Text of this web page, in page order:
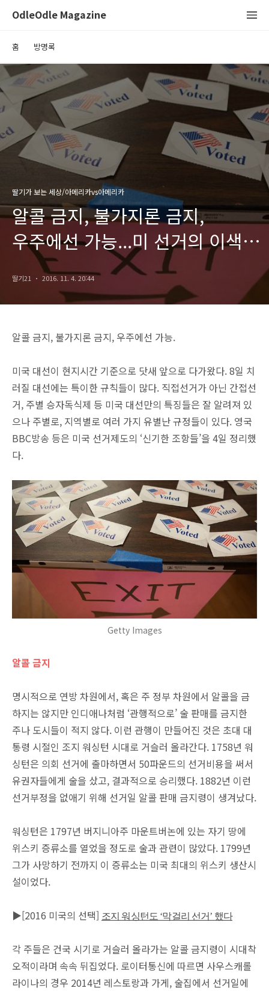
OdleOdle Magazine
홈 방명록
딸기가 보는 세상/아메리카vs아메리카
알콜 금지, 불가지론 금지,
우주에선 가능...미 선거의 이색
조항들
딸기21 2016. 11. 4. 20:44
알콜 금지, 불가지론 금지, 우주에선 가능.
미국 대선이 현지시간 기준으로 닷새 앞으로 다가왔다. 8일 치
러질 대선에는 특이한 규칙들이 많다. 직접선거가 아닌 간접선
거, 주별 승자독식제 등 미국 대선만의 특징들은 잘 알려져 있
으나 주별로, 지역별로 여러 가지 유별난 규정들이 있다. 영국
BBC방송 등은 미국 선거제도의 ‘신기한 조항들’을 4일 정리했
다.
Getty Images
알콜 금지
명시적으로 연방 차원에서, 혹은 주 정부 차원에서 알콜을 금
하지는 않지만 인디애나처럼 ‘관행적으로’ 술 판매를 금지한
주나 도시들이 적지 않다. 이런 관행이 만들어진 것은 초대 대
통령 시절인 조지 워싱턴 시대로 거슬러 올라간다. 1758년 워
싱턴은 의회 선거에 출마하면서 50파운드의 선거비용을 써서
유권자들에게 술을 샀고, 결과적으로 승리했다. 1882년 이런
선거부정을 없애기 위해 선거일 알콜 판매 금지령이 생겨났다.
워싱턴은 1797년 버지니아주 마운트버논에 있는 자기 땅에
위스키 증류소를 열었을 정도로 술과 관련이 많았다. 1799년
그가 사망하기 전까지 이 증류소는 미국 최대의 위스키 생산시
설이었다.
▶[2016 미국의 선택] 조지 워싱턴도 ‘막걸리 선거’ 했다
각 주들은 건국 시기로 거슬러 올라가는 알콜 금지령이 시대착
오적이라며 속속 뒤집었다. 로이터통신에 따르면 사우스캐롤
라이나의 경우 2014년 레스토랑과 가게, 술집에서 선거일에